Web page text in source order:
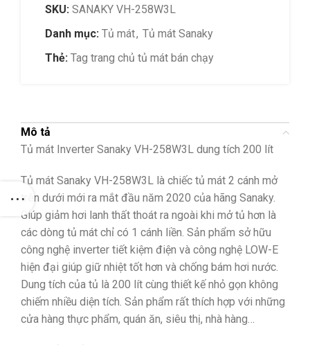
SKU: SANAKY VH-258W3L
Danh mục: Tủ mát, Tủ mát Sanaky
Thẻ: Tag trang chủ tủ mát bán chạy
Mô tả
Tủ mát Inverter Sanaky VH-258W3L dung tích 200 lít
Tủ mát Sanaky VH-258W3L là chiếc tủ mát 2 cánh mở
trên dưới mới ra mắt đầu năm 2020 của hãng Sanaky.
Giúp giảm hơi lanh thất thoát ra ngoài khi mở tủ hơn là
các dòng tủ mát chỉ có 1 cánh liền. Sản phẩm sở hữu
công nghệ inverter tiết kiệm điện và công nghệ LOW-E
hiện đại giúp giữ nhiệt tốt hơn và chống bám hơi nước.
Dung tích của tủ là 200 lít cùng thiết kế nhỏ gọn không
chiếm nhiều diện tích. Sản phẩm rất thích hợp với những
cửa hàng thực phẩm, quán ăn, siêu thị, nhà hàng…